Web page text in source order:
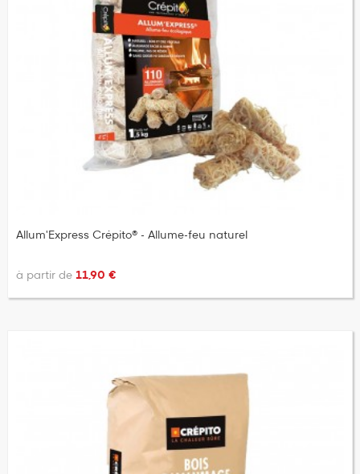
Allum'Express Crépito® - Allume-feu naturel
à partir de 11,90 €